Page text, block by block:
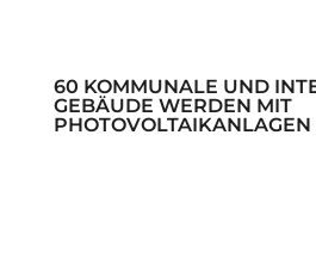
60 KOMMUNALE UND
GEBÄUDE WERDEN MIT
PHOTOVOLTAIKANLAGEN